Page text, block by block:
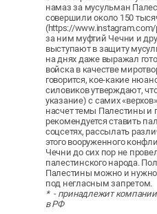
намаз за мусульман
совершили около 150
(https://
за ним муфтий Чечни и
выступают в защиту
на днях даже выражал
войска в качестве
говорится, кое-какие
силовиков утверждают,
указание) с самих
насчет темы Палестины и
рекомендуется ставить
соцсетях, рассылать
этого вооруженного
Чечни до сих пор не
палестинского народа.
Палестины можно и нужно,
под негласным запретом.
* - принадлежит компании
в РФ